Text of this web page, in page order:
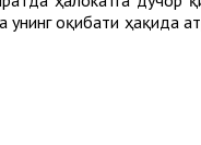
унинг оқибати ҳақида